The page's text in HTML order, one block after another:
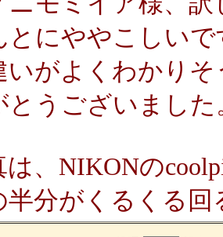
とにややこしい
いがよくわかり
とうございました
は、NIKONの
半分がくるくる